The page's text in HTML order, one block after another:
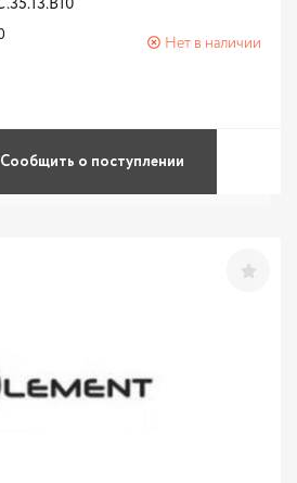
Нет в наличии
Сообщить о поступлении